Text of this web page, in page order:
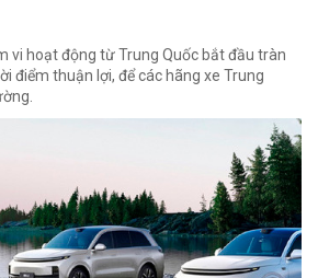
vi hoạt động từ Trung Quốc bắt đầu tràn
điểm thuận lợi, để các hãng xe Trung